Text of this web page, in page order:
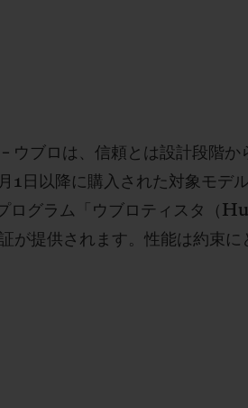
ウブロは、信頼とは設計段階
1日以降に購入された対象モデ
ログラム「ウブロティスタ（
が提供されます。性能は約束